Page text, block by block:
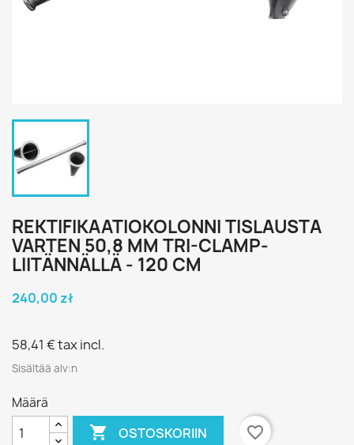
REKTIFIKAATIOKOLONNI TISLAUSTA
VARTEN 50,8 MM TRI-CLAMP-
LIITÄNNÄLLÄ - 120 CM
240,00 zł
58,41 €tax incl.
Sisältää alv:n
Määrä
 OSTOSKORIIN favorite_border